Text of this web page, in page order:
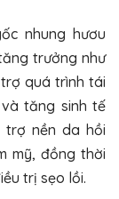
nhung hươu
trưởng như
trợ quá trình tái
tăng sinh tế
trợ nền da hồi
mỹ, đồng thời
trị sẹo lồi.